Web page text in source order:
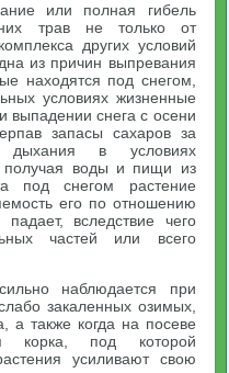
или полная гибель
трав не только от
других условий
из причин выпревания
находятся под снегом,
условиях жизненные
выпадении снега с осени
запасы сахаров за
дыхания в условиях
получая воды и пищи из
под снегом растение
его по отношению
вследствие чего
частей или всего
наблюдается при
закаленных озимых,
а также когда на посеве
корка, под которой
усиливают свою